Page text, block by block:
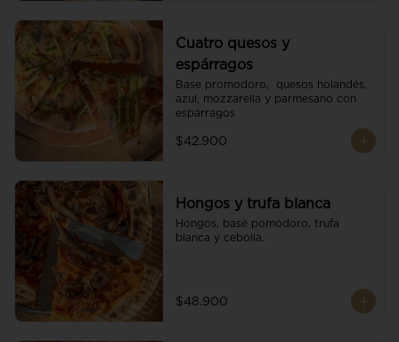
Cuatro quesos y
espárragos
Base promodoro,  quesos holandés,
azul, mozzarella y parmesano con
espárragos
$42.900
Hongos y trufa blanca
Hongos, base pomodoro, trufa
blanca y cebolla.
$48.900